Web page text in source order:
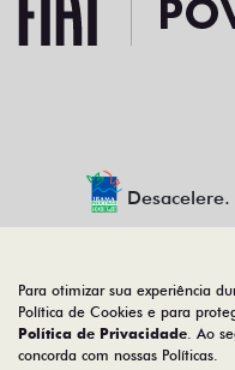
povel porcino
08.378.861/0001-10
Para otimizar sua experiência
Política de Cookies e para
Política de Privacidade. Ao
concorda com nossas Políticas.